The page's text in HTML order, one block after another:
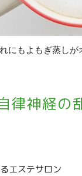
にもよもぎ蒸しが
律神経の
エステサロン